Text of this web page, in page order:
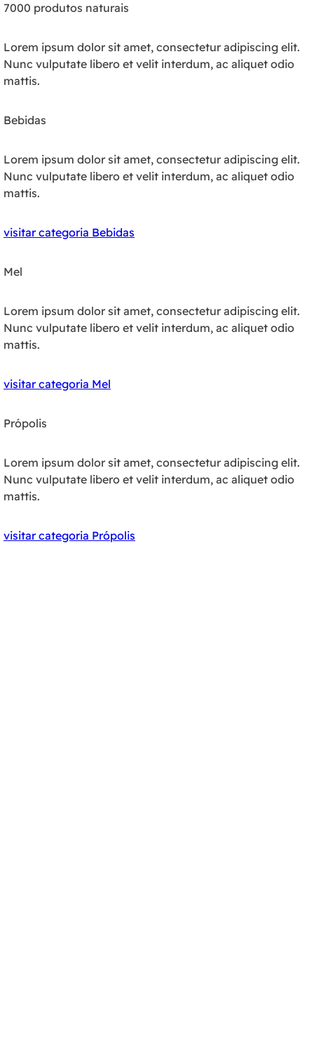
7000 produtos naturais
Lorem ipsum dolor sit amet, consectetur adipiscing elit.
Nunc vulputate libero et velit interdum, ac aliquet odio
mattis.
Bebidas
Lorem ipsum dolor sit amet, consectetur adipiscing elit.
Nunc vulputate libero et velit interdum, ac aliquet odio
mattis.
visitar categoria Bebidas
Mel
Lorem ipsum dolor sit amet, consectetur adipiscing elit.
Nunc vulputate libero et velit interdum, ac aliquet odio
mattis.
visitar categoria Mel
Própolis
Lorem ipsum dolor sit amet, consectetur adipiscing elit.
Nunc vulputate libero et velit interdum, ac aliquet odio
mattis.
visitar categoria Própolis